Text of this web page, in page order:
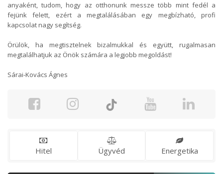
anyaként, tudom, hogy az otthonunk messze több mint fedél a
fejünk felett, ezért a megtalálásában egy megbízható, profi
kapcsolat nagy segítség.
Örülök, ha megtisztelnek bizalmukkal és együtt, rugalmasan
megtalálhatjuk az Önök számára a legjobb megoldást!
Sárai-Kovács Ágnes
Hitel Ügyvéd Energetika